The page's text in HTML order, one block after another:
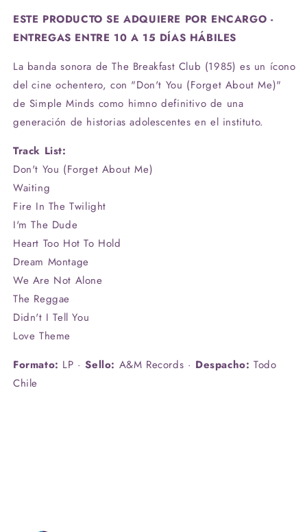
Original)
Original)
ESTE PRODUCTO SE ADQUIERE POR ENCARGO -
ENTREGAS ENTRE 10 A 15 DÍAS HÁBILES
La banda sonora de The Breakfast Club (1985) es un ícono
del cine ochentero, con "Don't You (Forget About Me)"
de Simple Minds como himno definitivo de una
generación de historias adolescentes en el instituto.
Track List:
Don't You (Forget About Me)
Waiting
Fire In The Twilight
I'm The Dude
Heart Too Hot To Hold
Dream Montage
We Are Not Alone
The Reggae
Didn't I Tell You
Love Theme
Formato: LP ·Sello: A&M Records · Despacho: Todo
Chile